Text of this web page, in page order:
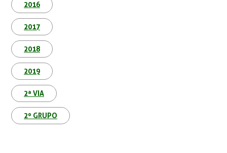
2016
2017
2018
2019
2ª VIA
2º GRUPO